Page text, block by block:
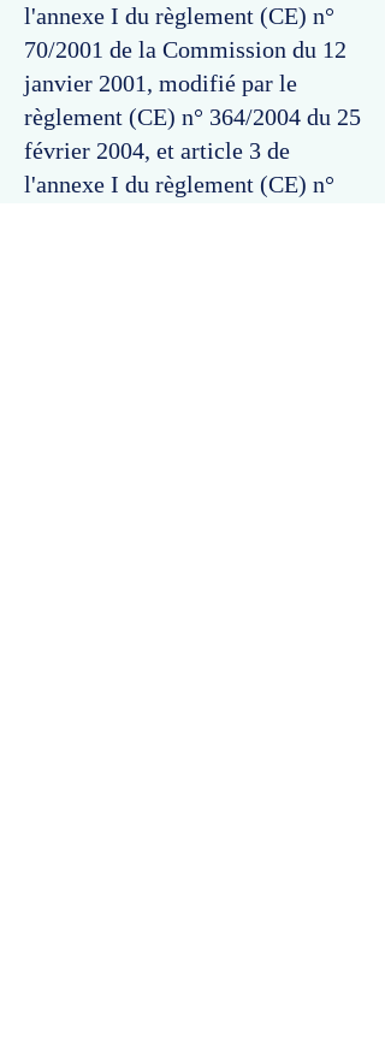
l'annexe I du règlement (CE) n°
70/2001 de la Commission du 12
janvier 2001, modifié par le
règlement (CE) n° 364/2004 du 25
février 2004, et article 3 de
l'annexe I du règlement (CE) n°